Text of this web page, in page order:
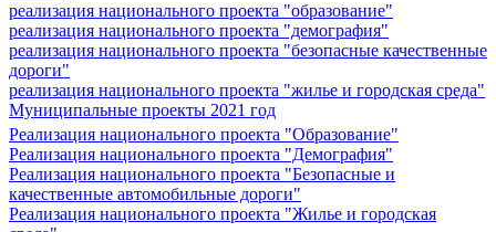
реализация национального проекта "образование"
реализация национального проекта "демография"
реализация национального проекта "безопасные качественные
дороги"
реализация национального проекта "жилье и городская среда"
Муниципальные проекты 2021 год
Реализация национального проекта "Образование"
Реализация национального проекта "Демография"
Реализация национального проекта "Безопасные и
качественные автомобильные дороги"
Реализация национального проекта "Жилье и городская